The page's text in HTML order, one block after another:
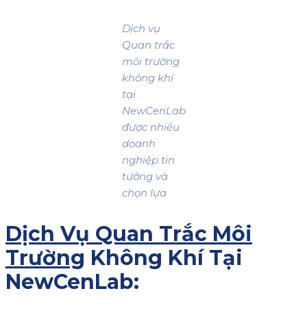
Dịch vụ
Quan trắc
môi trường
không khí
tại
NewCenLab
được nhiều
doanh
nghiệp tin
tưởng và
chọn lựa
Dịch Vụ Quan Trắc Môi
Trường Không Khí Tại
NewCenLab: